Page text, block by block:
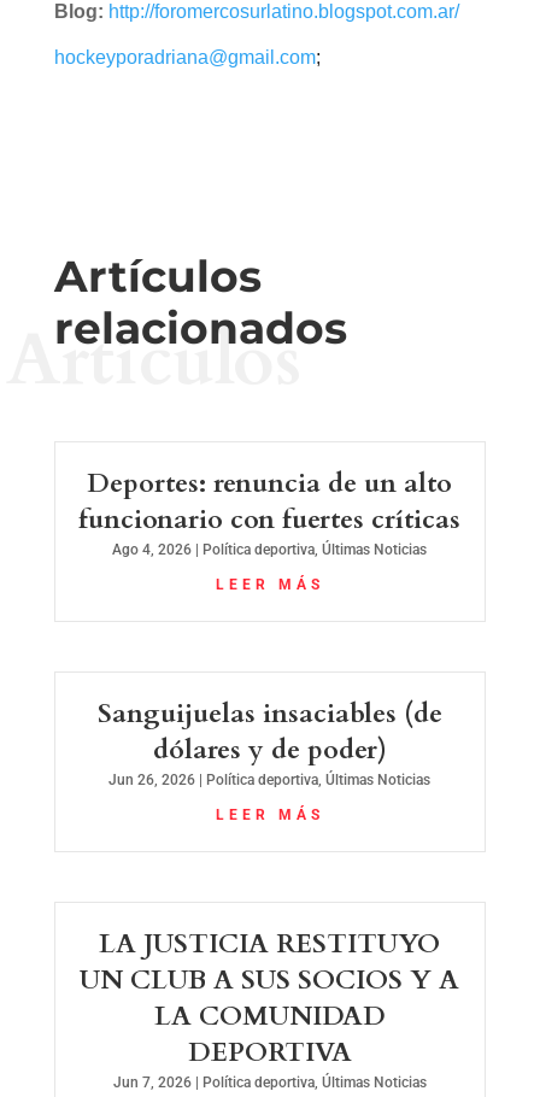
Blog: http://foromercosurlatino.blogspot.com.ar/
hockeyporadriana@gmail.com;
Artículos
relacionados
Artículos
Deportes: renuncia de un alto
funcionario con fuertes críticas
Ago 4, 2026 Política deportiva,Últimas Noticias
LEER MÁS
Sanguijuelas insaciables (de
dólares y de poder)
Jun 26, 2026 Política deportiva,Últimas Noticias
LEER MÁS
LA JUSTICIA RESTITUYO
UN CLUB A SUS SOCIOS Y A
LA COMUNIDAD
DEPORTIVA
Jun 7, 2026| Política deportiva, Últimas Noticias